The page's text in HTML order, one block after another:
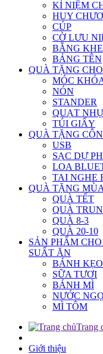
KỈ NIỆM
HUY
CÚP
CỜ LƯU
BẰNG
BẢNG TÊN
QUÀ TẶNG
MÓC
NÓN
STANDER
QUẠT
TÚI GIẤY
QUÀ TẶNG
USB
SẠC DỰ
LOA
TAI NGHE
QUÀ TẶNG
QUÀ TẾT
QUÀ
QUÀ 8-3
QUÀ 20-10
SẢN PHẨM
SUẤT ĂN
BÁNH KẸO
SỮA TƯƠI
BÁNH MÌ
NƯỚC
MÌ TÔM
Trang
Giới thiệu